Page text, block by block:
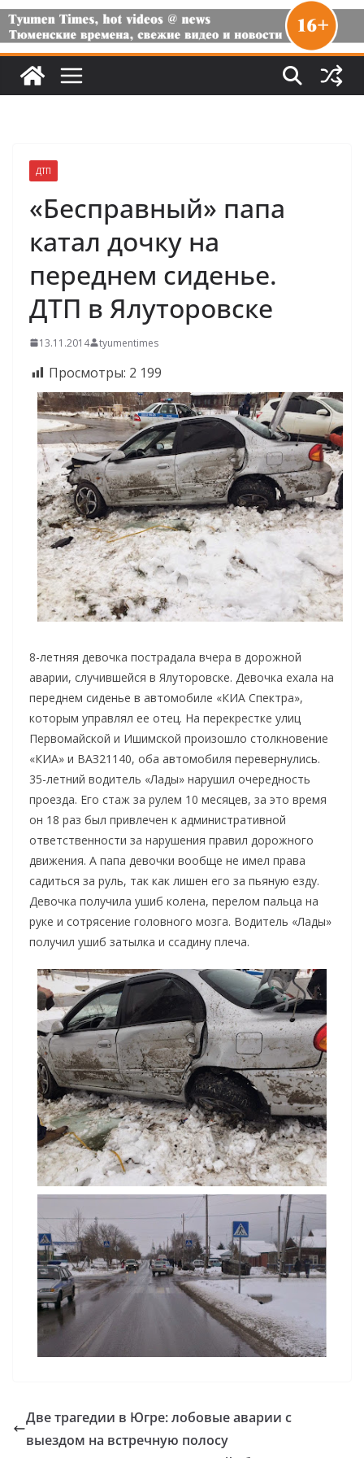
ДТП
«Бесправный» папа
катал дочку на
переднем сиденье.
ДТП в Ялуторовске
13.11.2014 tyumentimes
Просмотры: 2 199
8-летняя девочка пострадала вчера в дорожной
аварии, случившейся в Ялуторовске. Девочка ехала на
переднем сиденье в автомобиле «КИА Спектра»,
которым управлял ее отец. На перекрестке улиц
Первомайской и Ишимской произошло столкновение
«КИА» и ВАЗ21140, оба автомобиля перевернулись.
35-летний водитель «Лады» нарушил очередность
проезда. Его стаж за рулем 10 месяцев, за это время
он 18 раз был привлечен к административной
ответственности за нарушения правил дорожного
движения. А папа девочки вообще не имел права
садиться за руль, так как лишен его за пьяную езду.
Девочка получила ушиб колена, перелом пальца на
руке и сотрясение головного мозга. Водитель «Лады»
получил ушиб затылка и ссадину плеча.
Две трагедии в Югре: лобовые аварии с
выездом на встречную полосу